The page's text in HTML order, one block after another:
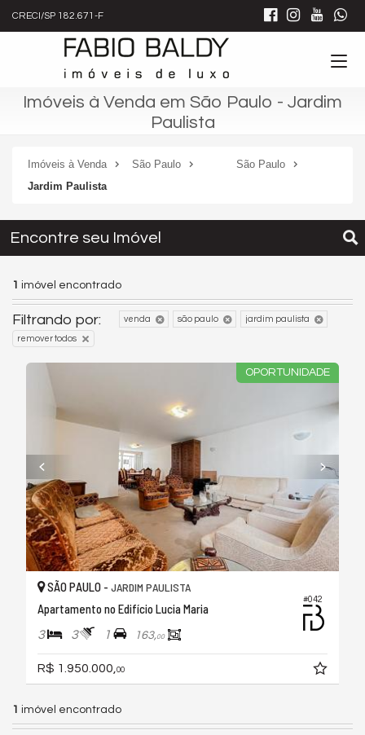
CRECI/SP 182.671-F
Imóveis à Venda em São Paulo - Jardim
Paulista
Imóveis à Venda São Paulo
São Paulo
Jardim Paulista
Encontre seu Imóvel
1 imóvel encontrado
Filtrando por: venda são paulo jardim paulista
remover todos
OPORTUNIDADE
#042
SÃO PAULO - JARDIM PAULISTA
Apartamento no Edifício Lucia Maria
3 3 1 163,00
R$ 1.950.000, 00
1 imóvel encontrado